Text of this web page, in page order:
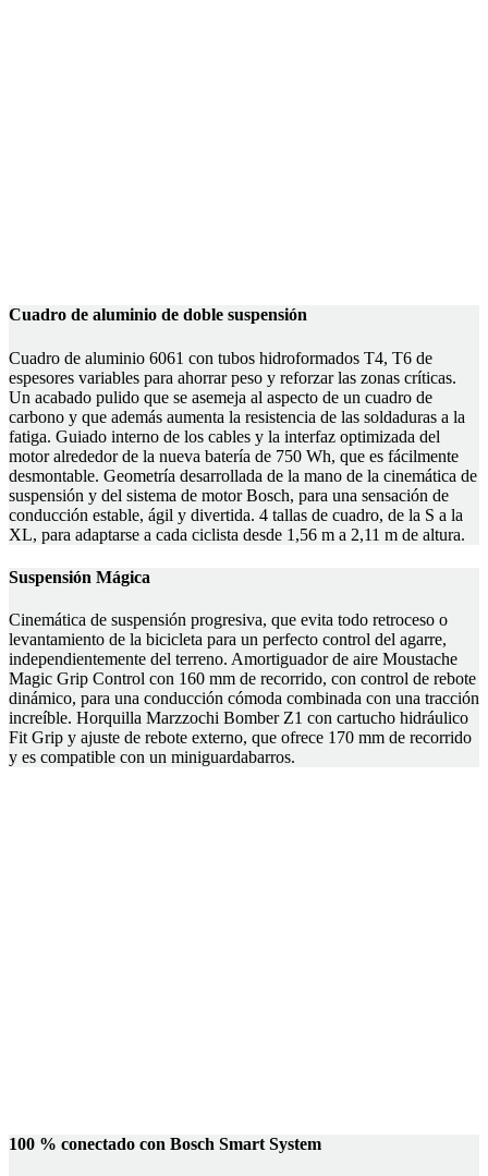
Cuadro de aluminio de doble suspensión
Cuadro de aluminio 6061 con tubos hidroformados T4, T6 de
espesores variables para ahorrar peso y reforzar las zonas críticas.
Un acabado pulido que se asemeja al aspecto de un cuadro de
carbono y que además aumenta la resistencia de las soldaduras a la
fatiga. Guiado interno de los cables y la interfaz optimizada del
motor alrededor de la nueva batería de 750 Wh, que es fácilmente
desmontable. Geometría desarrollada de la mano de la cinemática de
suspensión y del sistema de motor Bosch, para una sensación de
conducción estable, ágil y divertida. 4 tallas de cuadro, de la S a la
XL, para adaptarse a cada ciclista desde 1,56 m a 2,11 m de altura.
Suspensión Mágica
Cinemática de suspensión progresiva, que evita todo retroceso o
levantamiento de la bicicleta para un perfecto control del agarre,
independientemente del terreno. Amortiguador de aire Moustache
Magic Grip Control con 160 mm de recorrido, con control de rebote
dinámico, para una conducción cómoda combinada con una tracción
increíble. Horquilla Marzzochi Bomber Z1 con cartucho hidráulico
Fit Grip y ajuste de rebote externo, que ofrece 170 mm de recorrido
y es compatible con un miniguardabarros.
100 % conectado con Bosch Smart System